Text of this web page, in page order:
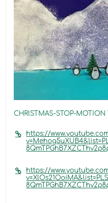
CHRISTMAS-STOP-
https://
https://